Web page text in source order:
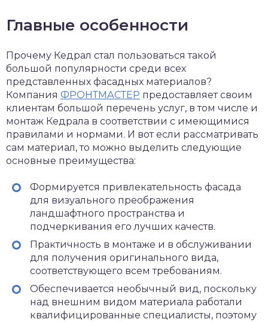
Главные особенности
Прочему Кедрал стал пользоваться такой
большой популярности среди всех
представленных фасадных материалов?
Компания ФРОНТМАСТЕР предоставляет своим
клиентам большой перечень услуг, в том числе и
монтаж Кедрала в соответствии с имеющимися
правилами и нормами. И вот если рассматривать
сам материал, то можно выделить следующие
основные преимущества:
Формируется привлекательность фасада
для визуального преображения
ландшафтного пространства и
подчеркивания его лучших качеств.
Практичность в монтаже и в обслуживании
для получения оригинального вида,
соответствующего всем требованиям.
Обеспечивается необычный вид, поскольку
над внешним видом материала работали
квалифицированные специалисты, поэтому